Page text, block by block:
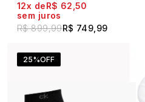
R$ 899,99R$ 749,99
12x
R$ 62,50
sem juros
25%OFF